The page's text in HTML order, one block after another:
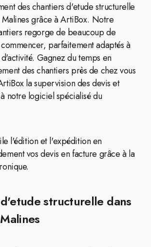
des chantiers d'etude structurelle
grâce à ArtiBox. Notre
regorge de beaucoup de
parfaitement adaptés à
Gagnez du temps en
des chantiers près de chez vous
la supervision des devis et
notre logiciel spécialisé du
l'édition et l'expédition en
vos devis en facture grâce à la
structurelle dans